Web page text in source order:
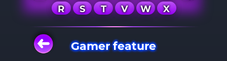
R
S T V W X
Gamer feature